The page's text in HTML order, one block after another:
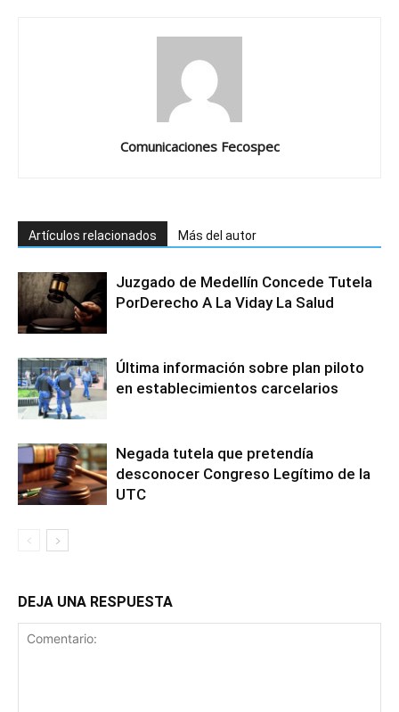
Comunicaciones Fecospec
Artículos relacionados Más del autor
Juzgado de Medellín Concede Tutela
PorDerecho A La Viday La Salud
Última información sobre plan piloto
en establecimientos carcelarios
Negada tutela que pretendía
desconocer Congreso Legítimo de la
UTC
DEJA UNA RESPUESTA